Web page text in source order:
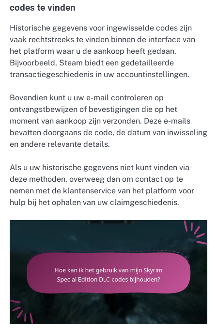
codes te vinden
Historische gegevens voor ingewisselde codes zijn
vaak rechtstreeks te vinden binnen de interface van
het platform waar u de aankoop heeft gedaan.
Bijvoorbeeld, Steam biedt een gedetailleerde
transactiegeschiedenis in uw accountinstellingen.
Bovendien kunt u uw e-mail controleren op
ontvangstbewijzen of bevestigingen die op het
moment van aankoop zijn verzonden. Deze e-mails
bevatten doorgaans de code, de datum van inwisseling
en andere relevante details.
Als u uw historische gegevens niet kunt vinden via
deze methoden, overweeg dan om contact op te
nemen met de klantenservice van het platform voor
hulp bij het ophalen van uw claimgeschiedenis.